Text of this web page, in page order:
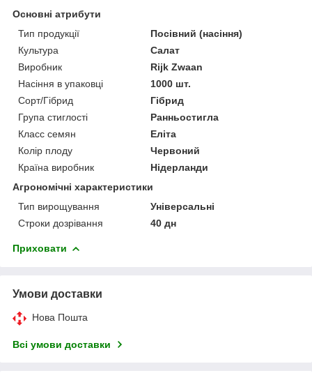
Основні атрибути
Тип продукції
Посівний (насіння)
Культура
Салат
Виробник
Rijk Zwaan
Насіння в упаковці
1000 шт.
Сорт/Гібрид
Гібрид
Група стиглості
Ранньостигла
Класс семян
Еліта
Колір плоду
Червоний
Країна виробник
Нідерланди
Агрономічні характеристики
Тип вирощування
Універсальні
Строки дозрівання
40 дн
Приховати
Умови доставки
Нова Пошта
Всі умови доставки